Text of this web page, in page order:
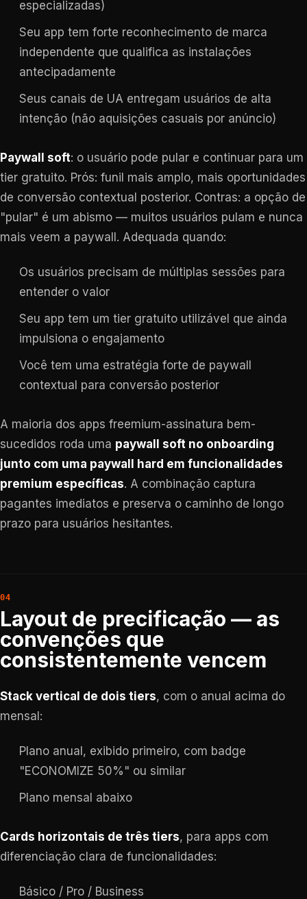
especializadas)
Seu app tem forte reconhecimento de marca
independente que qualifica as instalações
antecipadamente
Seus canais de UA entregam usuários de alta
intenção (não aquisições casuais por anúncio)
Paywall soft: o usuário pode pular e continuar para um
tier gratuito. Prós: funil mais amplo, mais oportunidades
de conversão contextual posterior. Contras: a opção de
"pular" é um abismo — muitos usuários pulam e nunca
mais veem a paywall. Adequada quando:
Os usuários precisam de múltiplas sessões para
entender o valor
Seu app tem um tier gratuito utilizável que ainda
impulsiona o engajamento
Você tem uma estratégia forte de paywall
contextual para conversão posterior
A maioria dos apps freemium-assinatura bem-
sucedidos roda uma paywall soft no onboarding
junto com uma paywall hard em funcionalidades
premium específicas. A combinação captura
pagantes imediatos e preserva o caminho de longo
prazo para usuários hesitantes.
Layout de precificação — as
convenções que
consistentemente vencem
Stack vertical de dois tiers, com o anual acima do
mensal:
Plano anual, exibido primeiro, com badge
"ECONOMIZE 50%" ou similar
Plano mensal abaixo
Cards horizontais de três tiers, para apps com
diferenciação clara de funcionalidades:
Básico / Pro / Business